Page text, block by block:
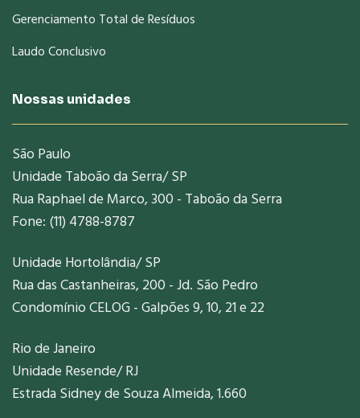
Gerenciamento Total de Resíduos
Laudo Conclusivo
Nossas unidades
São Paulo
Unidade Taboão da Serra/ SP
Rua Raphael de Marco, 300 - Taboão da Serra
Fone: (11) 4788-8787
Unidade Hortolândia/ SP
Rua das Castanheiras, 200 - Jd. São Pedro
Condomínio CELOG - Galpões 9, 10, 21 e 22
Rio de Janeiro
Unidade Resende/ RJ
Estrada Sidney de Souza Almeida, 1.660